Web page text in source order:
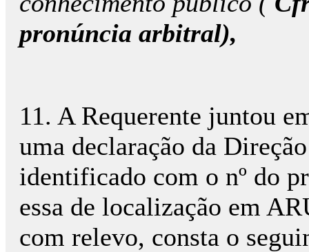
pronúncia arbitral),
11. A Requerente juntou
uma declaração da
identificado com o nº do
essa de localização em
com relevo, consta o